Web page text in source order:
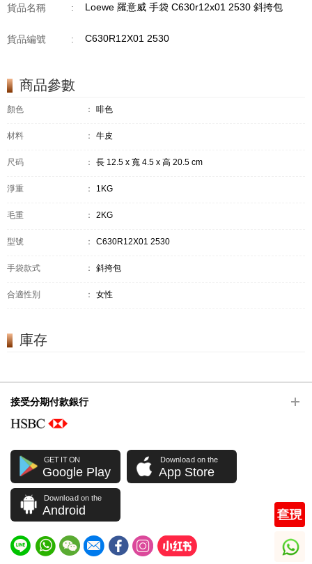
貨品名稱 : Loewe 羅意威 手袋 C630r12x01 2530 斜挎包
貨品編號 : C630R12X01 2530
商品參數
顏色 ： 啡色
材料 ： 牛皮
尺码 ： 長 12.5 x 寬 4.5 x 高 20.5 cm
淨重 ： 1KG
毛重 ： 2KG
型號 ： C630R12X01 2530
手袋款式 ： 斜挎包
合適性別 ： 女性
庫存
接受分期付款銀行
GET IT ON
Google Play
Download on the
App Store
Download on the
Android